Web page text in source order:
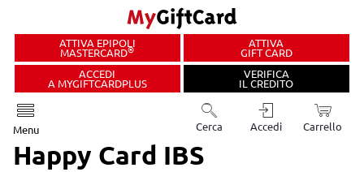
ATTIVA EPIPOLI
MASTERCARD® ATTIVA
GIFT CARD
ACCEDI
A MYGIFTCARDPLUS
VERIFICA
IL CREDITO
Menu Cerca Accedi Carrello
Happy Card IBS